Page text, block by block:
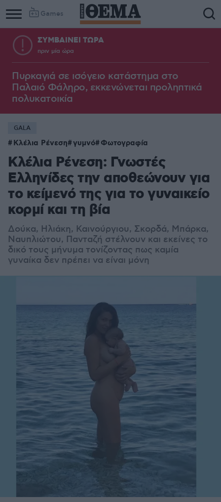
Games
ΣΥΜΒΑΙΝΕΙ ΤΩΡΑ
πριν μία ώρα
Πυρκαγιά σε ισόγειο κατάστημα στο
Παλαιό Φάληρο, εκκενώνεται προληπτικά
πολυκατοικία
GALA
Κλέλια Ρένεση γυμνό Φωτογραφία
Κλέλια Ρένεση: Γνωστές
Ελληνίδες την αποθεώνουν για
το κείμενό της για το γυναικείο
κορμί και τη βία
Δούκα, Ηλιάκη, Καινούργιου, Σκορδά, Μπάρκα,
Ναυπλιώτου, Πανταζή στέλνουν και εκείνες το
δικό τους μήνυμα τονίζοντας πως καμία
γυναίκα δεν πρέπει να είναι μόνη